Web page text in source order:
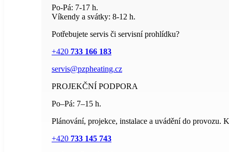
Po-Pá: 7-17 h.
Víkendy a svátky: 8-12 h.
Potřebujete servis či servisní prohlídku?
+420 733 166 183
servis@pzpheating.cz
PROJEKČNÍ PODPORA
Po–Pá: 7–15 h.
Plánování, projekce, instalace a uvádění do provozu.
+420 733 145 743